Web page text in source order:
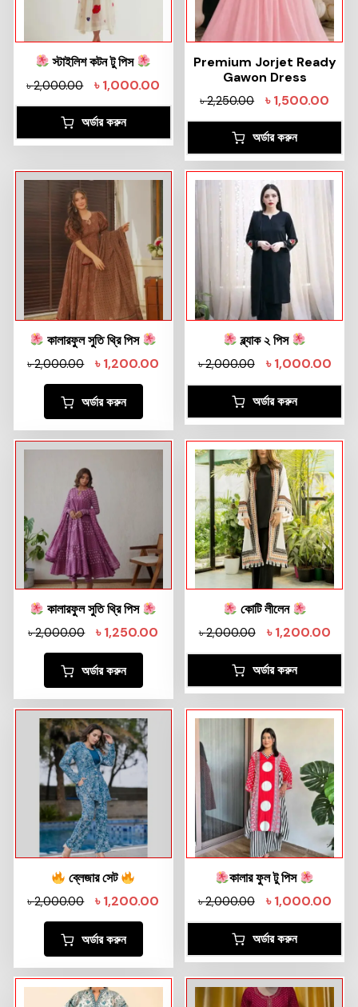
স্টাইলিশ কটন টু পিস
৳2,000.00 ৳1,000.00
অর্ডার করুন
Premium Jorjet Ready
Gawon Dress
৳2,250.00 ৳1,500.00
অর্ডার করুন
কালারফুল সুতি থ্রি পিস
৳2,000.00 ৳1,200.00
অর্ডার করুন
ব্ল্যাক ২ পিস
৳2,000.00 ৳1,000.00
অর্ডার করুন
কালারফুল সুতি থ্রি পিস
৳2,000.00 ৳1,250.00
অর্ডার করুন
কোটি লীলেন
৳2,000.00 ৳1,200.00
অর্ডার করুন
ব্লেজার সেট
৳2,000.00 ৳1,200.00
অর্ডার করুন
কালার ফুল টু পিস
৳2,000.00 ৳1,000.00
অর্ডার করুন